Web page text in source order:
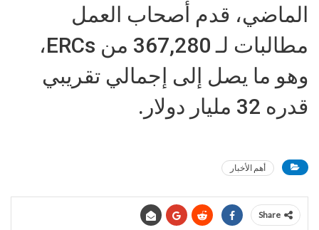
الماضي، قدم أصحاب العمل
مطالبات لـ 367,280 من ERCs،
وهو ما يصل إلى إجمالي تقريبي
قدره 32 مليار دولار.
أهم الأخبار
Share